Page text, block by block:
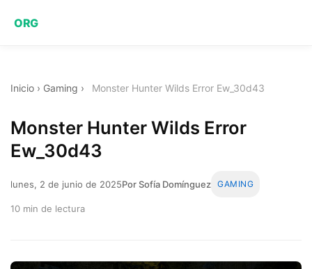
ORG
Inicio › Gaming › Monster Hunter Wilds Error Ew_30d43
Monster Hunter Wilds Error
Ew_30d43
lunes, 2 de junio de 2025Por Sofía Domínguez GAMING
10 min de lectura